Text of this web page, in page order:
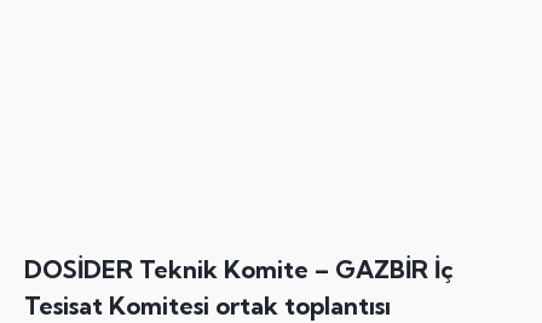
DOSİDER Teknik Komite – GAZBİR İç
Tesisat Komitesi ortak toplantısı